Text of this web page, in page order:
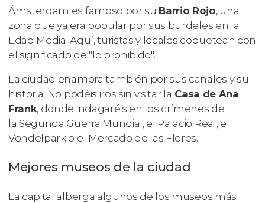
Ámsterdam es famoso por su Barrio Rojo, una
zona que ya era popular por sus burdeles en la
Edad Media. Aquí, turistas y locales coquetean con
el significado de "lo prohibido".
La ciudad enamora también por sus canales y su
historia. No podéis iros sin visitar la Casa de Ana
Frank, donde indagaréis en los crímenes de
la Segunda Guerra Mundial, el Palacio Real, el
Vondelpark o el Mercado de las Flores.
Mejores museos de la ciudad
La capital alberga algunos de los museos más